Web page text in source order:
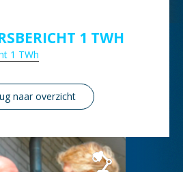
1 TWH
1 TWh
naar overzicht